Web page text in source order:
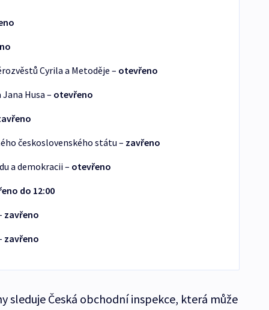
Cyrila a Metoděje – otevřeno
Husa – otevřeno
československého státu – zavřeno
a demokracii – otevřeno
do 12:00
zavřeno
zavřeno
sleduje Česká obchodní inspekce, která může